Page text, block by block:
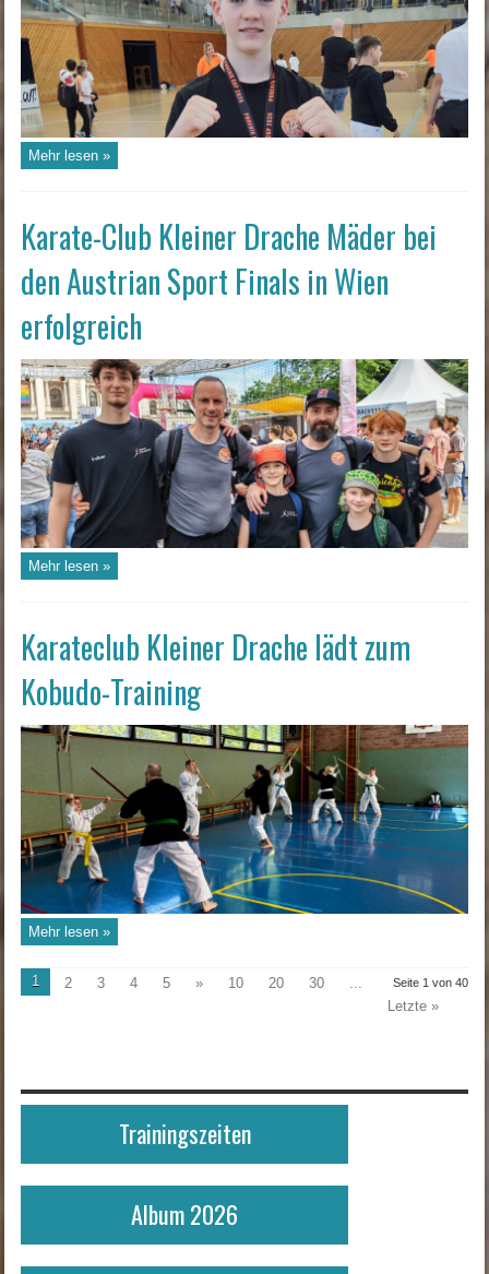
Mehr lesen »
Karate-Club Kleiner Drache Mäder bei
den Austrian Sport Finals in Wien
erfolgreich
Mehr lesen »
Karateclub Kleiner Drache lädt zum
Kobudo-Training
Mehr lesen »
Seite 1 von 40
1 2 3 4 5 » 10 20 30
Letzte »
Trainingszeiten
Album 2026